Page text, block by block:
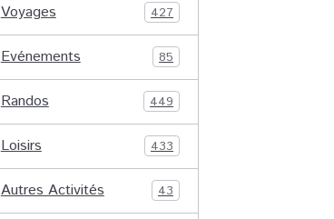
Voyages 427
Evénements 85
Randos 449
Loisirs 433
Autres Activités 43